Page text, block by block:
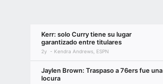
Kerr: solo Curry tiene su lugar
garantizado entre titulares
2y Kendra Andrews, ESPN
Jaylen Brown: Traspaso a 76ers fue una
locura